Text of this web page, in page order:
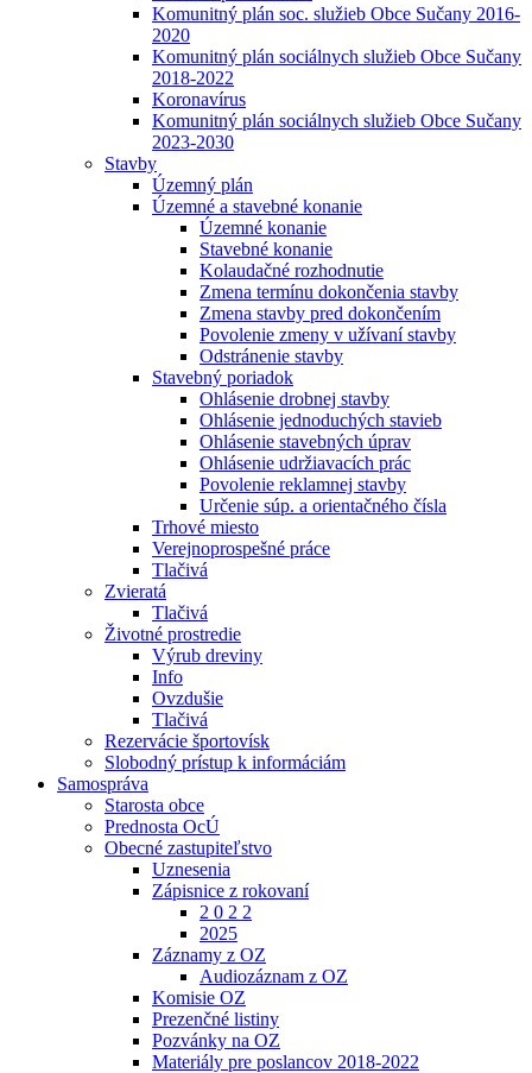
Komunitný plán soc. služieb Obce Sučany 2016-
2020
Komunitný plán sociálnych služieb Obce Sučany
2018-2022
Koronavírus
Komunitný plán sociálnych služieb Obce Sučany
2023-2030
Stavby
Územný plán
Územné a stavebné konanie
Územné konanie
Stavebné konanie
Kolaudačné rozhodnutie
Zmena termínu dokončenia stavby
Zmena stavby pred dokončením
Povolenie zmeny v užívaní stavby
Odstránenie stavby
Stavebný poriadok
Ohlásenie drobnej stavby
Ohlásenie jednoduchých stavieb
Ohlásenie stavebných úprav
Ohlásenie udržiavacích prác
Povolenie reklamnej stavby
Určenie súp. a orientačného čísla
Trhové miesto
Verejnoprospešné práce
Tlačivá
Zvieratá
Tlačivá
Životné prostredie
Výrub dreviny
Info
Ovzdušie
Tlačivá
Rezervácie športovísk
Slobodný prístup k informáciám
Samospráva
Starosta obce
Prednosta OcÚ
Obecné zastupiteľstvo
Uznesenia
Zápisnice z rokovaní
2 0 2 2
2025
Záznamy z OZ
Audiozáznam z OZ
Komisie OZ
Prezenčné listiny
Pozvánky na OZ
Materiály pre poslancov 2018-2022